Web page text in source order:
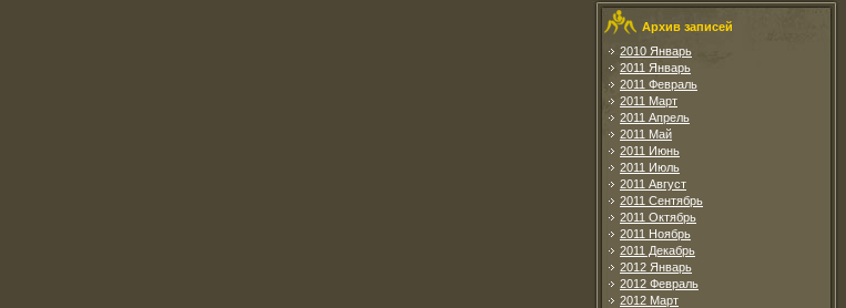
Архив записей
2010 Январь
2011 Январь
2011 Февраль
2011 Март
2011 Апрель
2011 Май
2011 Июнь
2011 Июль
2011 Август
2011 Сентябрь
2011 Октябрь
2011 Ноябрь
2011 Декабрь
2012 Январь
2012 Февраль
2012 Март